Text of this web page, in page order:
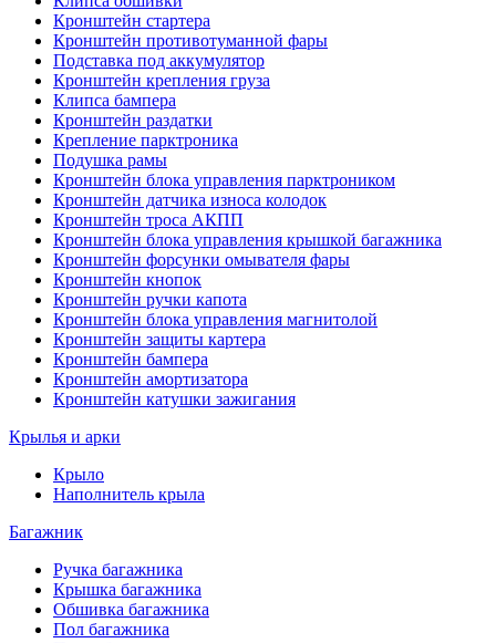
Кронштейн стартера
Кронштейн противотуманной фары
Подставка под аккумулятор
Кронштейн крепления груза
Клипса бампера
Кронштейн раздатки
Крепление парктроника
Подушка рамы
Кронштейн блока управления парктроником
Кронштейн датчика износа колодок
Кронштейн троса АКПП
Кронштейн блока управления крышкой багажника
Кронштейн форсунки омывателя фары
Кронштейн кнопок
Кронштейн ручки капота
Кронштейн блока управления магнитолой
Кронштейн защиты картера
Кронштейн бампера
Кронштейн амортизатора
Кронштейн катушки зажигания
Крылья и арки
Крыло
Наполнитель крыла
Багажник
Ручка багажника
Крышка багажника
Обшивка багажника
Пол багажника